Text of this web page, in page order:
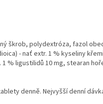
škrob, polydextróza, fazol
- nať extr. 1 % kyseliny
% ligustilidů 10 mg, stearan
denně. Nejvyšší denní